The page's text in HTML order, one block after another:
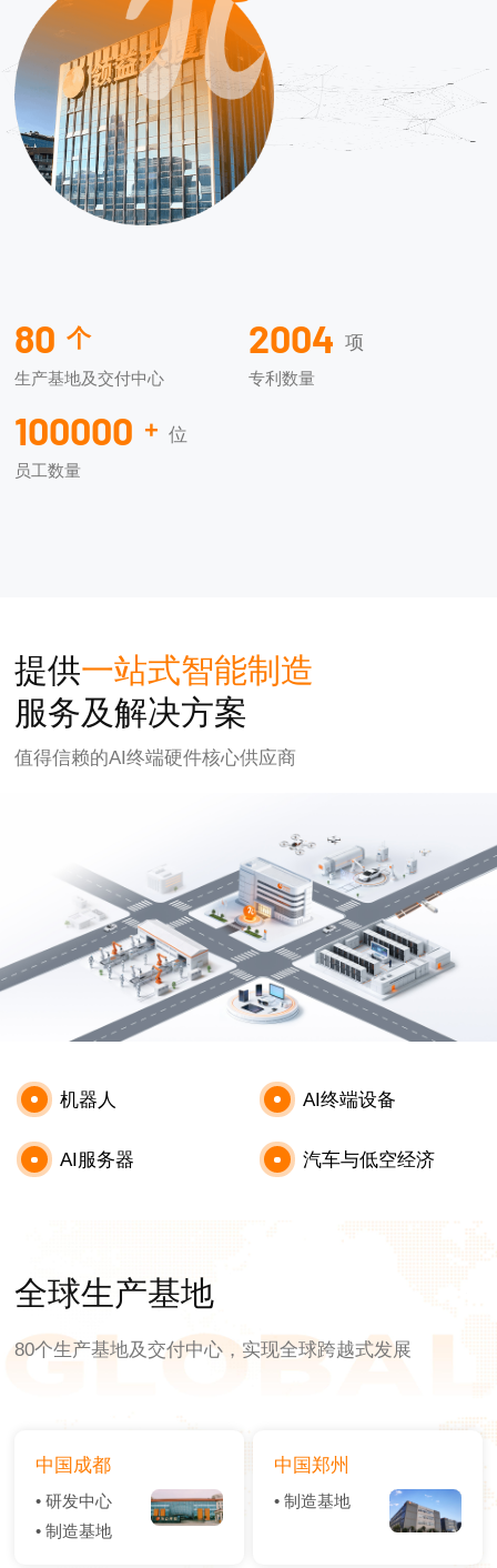
80 个
生产基地及交付中心
2004 项
专利数量
100000 + 位
员工数量
机器人 AI终端设备
AI服务器 汽车与低空经济
提供一站式智能制造
服务及解决方案
值得信赖的AI终端硬件核心供应商
全球生产基地
80个生产基地及交付中心，实现全球跨越式发展
中国成都
• 研发中心
• 制造基地
中国郑州
• 制造基地